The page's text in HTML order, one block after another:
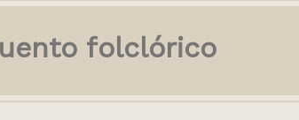
folclórico